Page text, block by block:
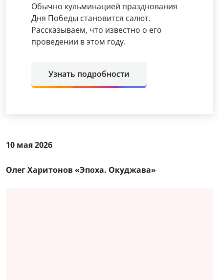
Обычно кульминацией празднования
Дня Победы становится салют.
Рассказываем, что известно о его
проведении в этом году.
Узнать подробности
10 мая 2026
Олег Харитонов «Эпоха. Окуджава»